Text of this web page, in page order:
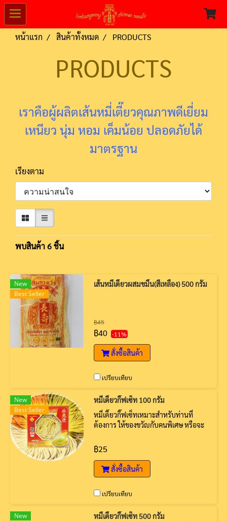
หน้าแรก สินค้าทั้งหมด PRODUCTS
PRODUCTS
เราคือผู้ผลิตเส้นหมี่เตี๊ยวคุณภาพดีเยี่ยม
เหนียว นุ่ม หอม เค็มน้อย ปลอดภัยได้
มาตรฐาน
เรียงตาม
พบสินค้า 6 ชิ้น
New
Best Seller
เส้นหมี่เตี๊ยวผสมขมิ้น(สีเหลือง) 500 กรัม
฿45
฿40 -11%
สั่งซื้อสินค้า
เปรียบเทียบ
New
Best Seller
หมี่เตี๊ยวกิ๊ฟเซ็ท 100 กรัม
หมี่เตี๊ยวกิ๊ฟเซ็ทเหมาะสำหรับท่านที่
ต้องการ ให้ของขวัญกับคนพิเศษ หรือจะ
฿25
สั่งซื้อสินค้า
เปรียบเทียบ
New
หมี่เตี๊ยวกิ๊ฟเซ็ท 500 กรัม